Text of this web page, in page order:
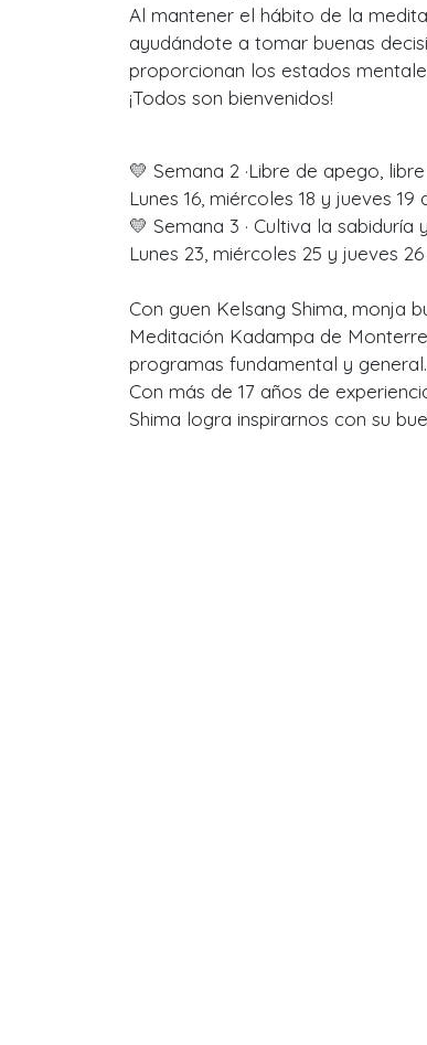
Al mantener el hábito de la
ayudándote a tomar buenas
proporcionan los estados
¡Todos son bienvenidos!
💛 Semana 2 ·Libre de apego,
Lunes 16, miércoles 18 y jueves 19
💛 Semana 3 · Cultiva la sabiduría
Lunes 23, miércoles 25 y jueves
Con guen Kelsang Shima, monja
Meditación Kadampa de
programas fundamental y general.
Con más de 17 años de
Shima logra inspirarnos con su